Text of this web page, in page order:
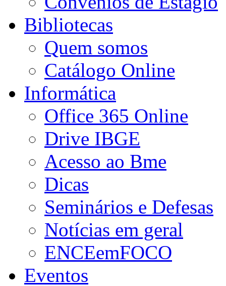
Bibliotecas
Quem somos
Catálogo Online
Informática
Office 365 Online
Drive IBGE
Acesso ao Bme
Dicas
Seminários e Defesas
Notícias em geral
ENCEemFOCO
Eventos